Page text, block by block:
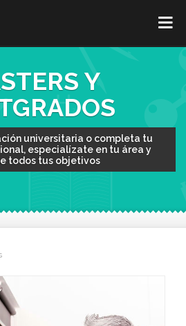
Y
universitaria o completa tu
especialízate en tu área y
todos tus objetivos